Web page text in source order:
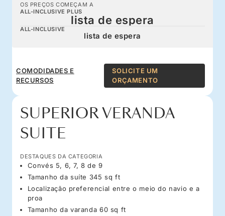
OS PREÇOS COMEÇAM A
ALL-INCLUSIVE PLUS
lista de espera
ALL-INCLUSIVE
lista de espera
COMODIDADES E
RECURSOS
SOLICITE UM
ORÇAMENTO
SUPERIOR VERANDA
SUITE
DESTAQUES DA CATEGORIA
Convés 5, 6, 7, 8 de 9
Tamanho da suíte 345 sq ft
Localização preferencial entre o meio do navio e a
proa
Tamanho da varanda 60 sq ft